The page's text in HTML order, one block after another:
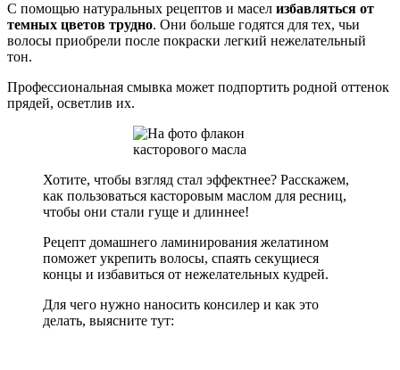
С помощью натуральных рецептов и масел избавляться от
темных цветов трудно. Они больше годятся для тех, чьи
волосы приобрели после покраски легкий нежелательный
тон.
Профессиональная смывка может подпортить родной оттенок
прядей, осветлив их.
Хотите, чтобы взгляд стал эффектнее? Расскажем,
как пользоваться касторовым маслом для ресниц,
чтобы они стали гуще и длиннее!
Рецепт домашнего ламинирования желатином
поможет укрепить волосы, спаять секущиеся
концы и избавиться от нежелательных кудрей.
Для чего нужно наносить консилер и как это
делать, выясните тут: